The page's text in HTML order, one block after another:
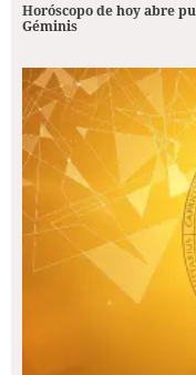
Horóscopo de hoy abre
Géminis